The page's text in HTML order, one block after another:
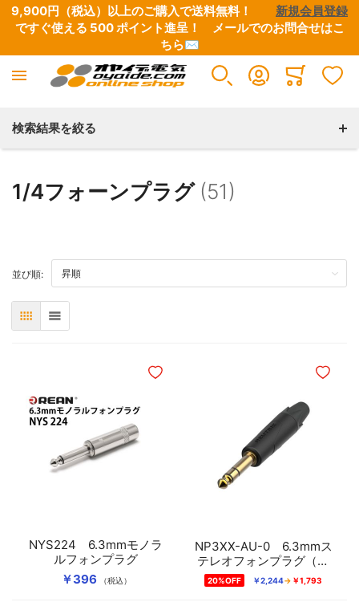
9,900円（税込）以上のご購入で送料無料！ 新規会員登録
ですぐ使える 500 ポイント進呈！ メールでのお問合せはこ
ちら✉
検索結果を絞る
1/4フォーンプラグ (51)
並び順:TOP
表 リスト
￥396 （税込）
NYS224 6.3mmモノラ
ルフォンプラグ
ほしいものリストに追加
20%OFF ￥2,244 ￥1,793
NP3XX-AU-0 6.3mmス
テレオフォンプラグ（金
メッキ）
ほしい